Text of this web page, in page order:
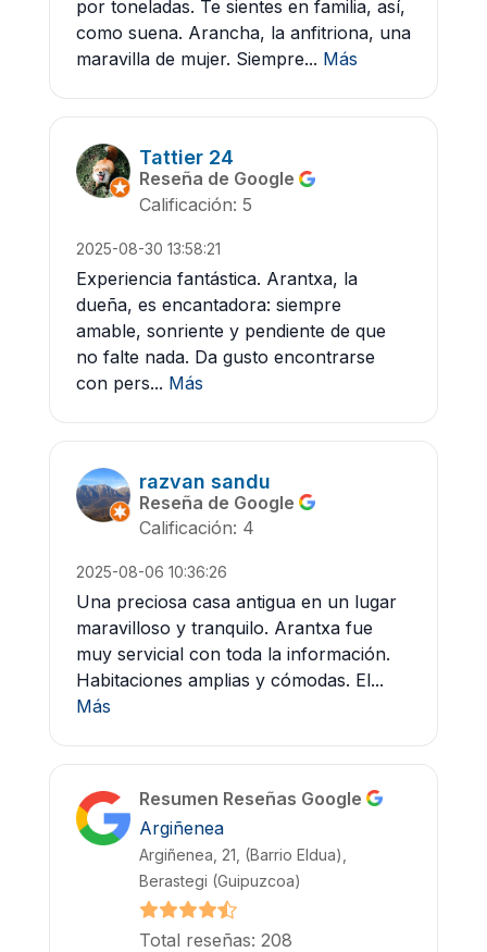
por toneladas. Te sientes en familia, así,
como suena. Arancha, la anfitriona, una
maravilla de mujer. Siempre... Más
Tattier 24
Reseña de Google
Calificación: 5
2025-08-30 13:58:21
Experiencia fantástica. Arantxa, la
dueña, es encantadora: siempre
amable, sonriente y pendiente de que
no falte nada. Da gusto encontrarse
con pers... Más
razvan sandu
Reseña de Google
Calificación: 4
2025-08-06 10:36:26
Una preciosa casa antigua en un lugar
maravilloso y tranquilo. Arantxa fue
muy servicial con toda la información.
Habitaciones amplias y cómodas. El...
Más
Resumen Reseñas Google
Argiñenea
Argiñenea, 21, (Barrio Eldua),
Berastegi (Guipuzcoa)
Total reseñas: 208